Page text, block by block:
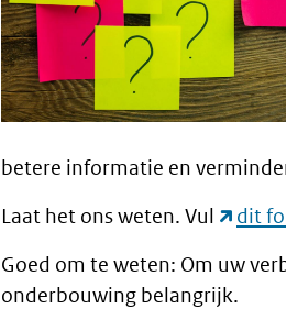
betere informatie en
Laat het ons weten. Vul
dit
Goed om te weten: Om uw
onderbouwing belangrijk.